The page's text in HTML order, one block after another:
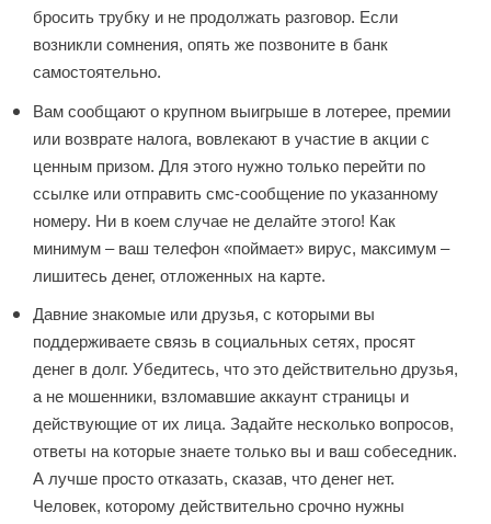
бросить трубку и не продолжать разговор. Если
возникли сомнения, опять же позвоните в банк
самостоятельно.
Вам сообщают о крупном выигрыше в лотерее, премии
или возврате налога, вовлекают в участие в акции с
ценным призом. Для этого нужно только перейти по
ссылке или отправить смс-сообщение по указанному
номеру. Ни в коем случае не делайте этого! Как
минимум – ваш телефон «поймает» вирус, максимум –
лишитесь денег, отложенных на карте.
Давние знакомые или друзья, с которыми вы
поддерживаете связь в социальных сетях, просят
денег в долг. Убедитесь, что это действительно друзья,
а не мошенники, взломавшие аккаунт страницы и
действующие от их лица. Задайте несколько вопросов,
ответы на которые знаете только вы и ваш собеседник.
А лучше просто отказать, сказав, что денег нет.
Человек, которому действительно срочно нужны